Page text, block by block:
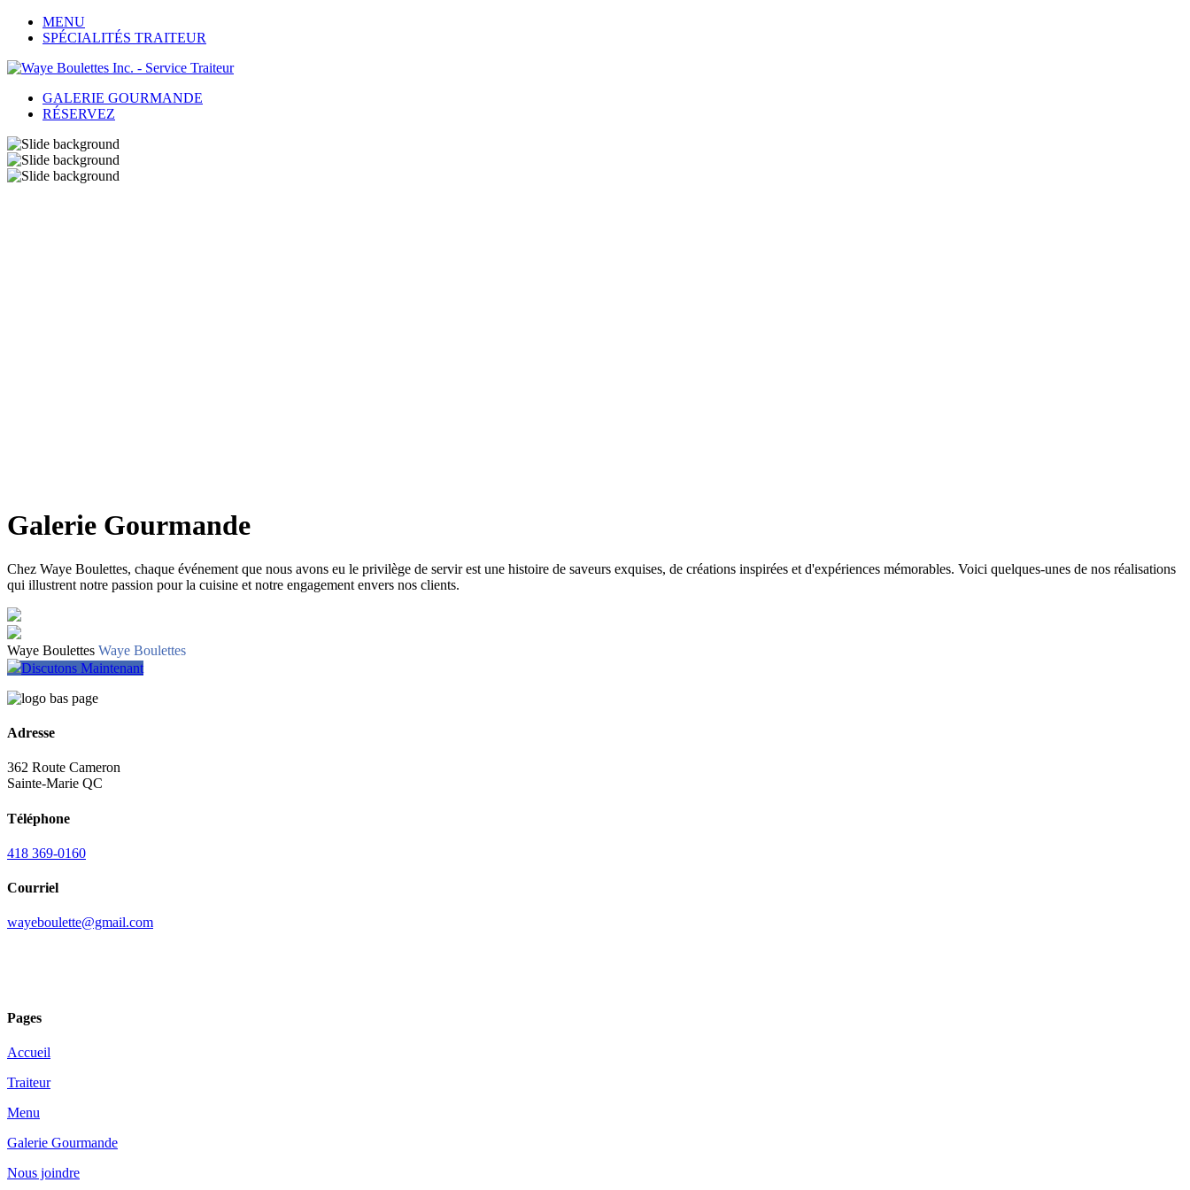
MENU
SPÉCIALITÉS TRAITEUR
GALERIE GOURMANDE
RÉSERVEZ
Galerie Gourmande
Chez Waye Boulettes, chaque événement que nous avons eu le privilège de servir est une histoire de saveurs exquises, de créations inspirées et d'expériences mémorables. Voici quelques-unes de nos réalisations
qui illustrent notre passion pour la cuisine et notre engagement envers nos clients.
Waye Boulettes Waye Boulettes
Discutons Maintenant
Adresse
362 Route Cameron
Sainte-Marie QC
Téléphone
418 369-0160
Courriel
wayeboulette@gmail.com
Pages
Accueil
Traiteur
Menu
Galerie Gourmande
Nous joindre